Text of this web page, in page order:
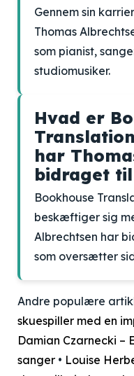
Gennem sin
Thomas
som pianist,
studiomusiker.
Hvad er
har
bidraget
Bookhouse
beskæftiger sig
Albrechtsen har
som oversætter
Andre populære
skuespiller med en
Damian Czarnecki –
sanger • Louise